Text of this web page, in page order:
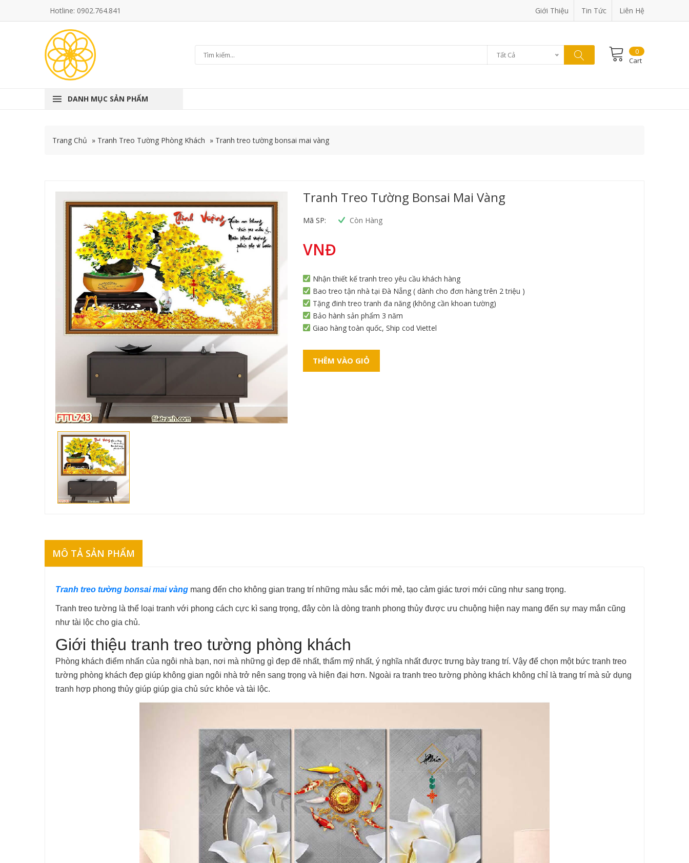
Hotline: 0902.764.841 Giới Thiệu Tin Tức Liên Hệ
Tất Cả
0
Cart
DANH MỤC SẢN PHẨM
Trang Chủ » Tranh Treo Tường Phòng Khách » Tranh treo tường bonsai mai vàng
Tranh Treo Tường Bonsai Mai Vàng
Mã SP: Còn Hàng
VNĐ
Nhận thiết kế tranh treo yêu cầu khách hàng
Bao treo tận nhà tại Đà Nẵng ( dành cho đơn hàng trên 2 triệu )
Tặng đinh treo tranh đa năng (không cần khoan tường)
Bảo hành sản phẩm 3 năm
Giao hàng toàn quốc, Ship cod Viettel
THÊM VÀO GIỎ
MÔ TẢ SẢN PHẨM
Tranh treo tường bonsai mai vàng mang đến cho không gian trang trí những màu sắc mới mẻ, tạo cảm giác tươi mới cũng như sang trọng.
Tranh treo tường là thể loại tranh với phong cách cực kì sang trọng, đây còn là dòng tranh phong thủy được ưu chuộng hiện nay mang đến sự may mắn cũng
như tài lộc cho gia chủ.
Giới thiệu tranh treo tường phòng khách
Phòng khách điểm nhấn của ngôi nhà bạn, nơi mà những gì đẹp đẽ nhất, thẩm mỹ nhất, ý nghĩa nhất được trưng bày trang trí. Vậy để chọn một bức tranh treo
tường phòng khách đẹp giúp không gian ngôi nhà trở nên sang trọng và hiện đại hơn. Ngoài ra tranh treo tường phòng khách không chỉ là trang trí mà sử dụng
tranh hợp phong thủy giúp giúp gia chủ sức khỏe và tài lộc.